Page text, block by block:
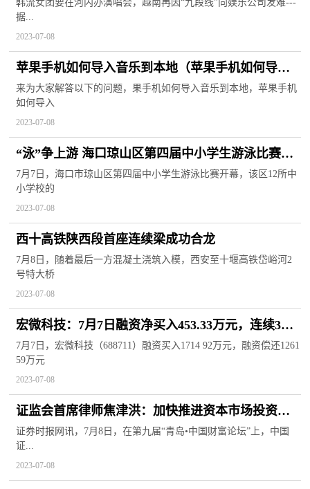
韩流女团要在河内办演唱会，越南再因“九段线”向娱乐公司发难---
据...
2023-07-08
苹果手机如何导入音乐到本地（苹果手机如何导入
音乐）
来为大家解答以下的问题，果手机如何导入音乐到本地，苹果手机
如何导入
2023-07-08
“泳”争上游 海口琼山区第四届中小学生游泳比赛开
幕
7月7日，海口市琼山区第四届中小学生游泳比赛开幕，该区12所中
小学校的
2023-07-08
西十高铁陕西段首座连续梁成功合龙
7月8日，随着最后一方混凝土浇筑入模，西安至十堰高铁岱峪河2
号特大桥
2023-07-08
宏微科技：7月7日融资净买入453.33万元，连续3日
累计净买入1133.6万元
7月7日，宏微科技（688711）融资买入1714 92万元，融资偿还1261
59万元
2023-07-08
证监会首席律师焦津洪：加快推进资本市场投资端
的改革十分紧迫
证券时报网讯，7月8日，在第九届“青岛•中国财富论坛”上，中国
证...
2023-07-08